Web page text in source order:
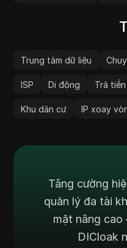
Trung tâm dữ liệu
ISP Di động Trả tiền
Khu dân cư IP xoay
Tăng cường
quản lý đa tài
mật nâng
DICloak